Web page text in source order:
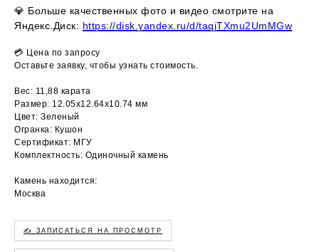
💎 Больше качественных фото и видео смотрите на
Яндекс.Диск: https://disk.yandex.ru/d/taqjTXmu2UmMGw
💳 Цена по запросу
Оставьте заявку, чтобы узнать стоимость.
Вес: 11,88 карата
Размер: 12.05х12.64х10.74 мм
Цвет: Зеленый
Огранка: Кушон
Сертификат: МГУ
Комплектность: Одиночный камень
Камень находится:
Москва
✍️ ЗАПИСАТЬСЯ НА ПРОСМОТР